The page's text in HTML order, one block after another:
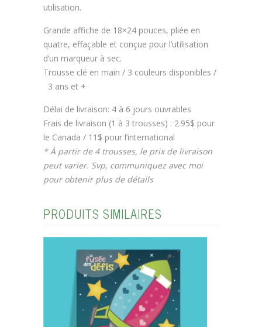
utilisation.
Grande affiche de 18×24 pouces, pliée en
quatre, effaçable et conçue pour l’utilisation
d’un marqueur à sec.
Trousse clé en main / 3 couleurs disponibles /
3 ans et +
Délai de livraison: 4 à 6 jours ouvrables
Frais de livraison (1 à 3 trousses) : 2.95$ pour
le Canada / 11$ pour l’international
* À partir de 4 trousses, le prix de livraison
peut varier. Svp, communiquez avec moi
pour obtenir plus de détails
PRODUITS SIMILAIRES